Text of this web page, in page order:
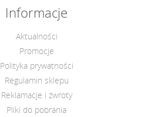
Informacje
Aktualności
Promocje
Polityka prywatności
Regulamin sklepu
Reklamacje i zwroty
Pliki do pobrania